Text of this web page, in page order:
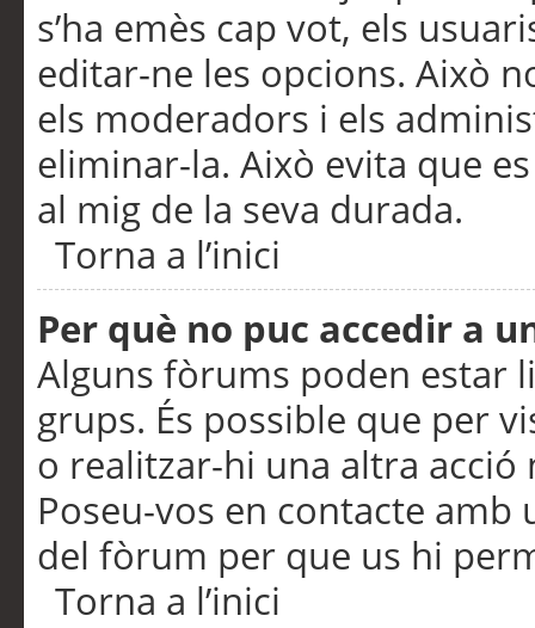
s’ha emès cap vot, els
editar-ne les opcions. Això
els moderadors i els
eliminar-la. Això evita que
al mig de la seva durada.
Torna a l’inici
Per què no puc accedir a
Alguns fòrums poden estar
grups. És possible que per
o realitzar-hi una altra acció
Poseu-vos en contacte
del fòrum per que us hi
Torna a l’inici